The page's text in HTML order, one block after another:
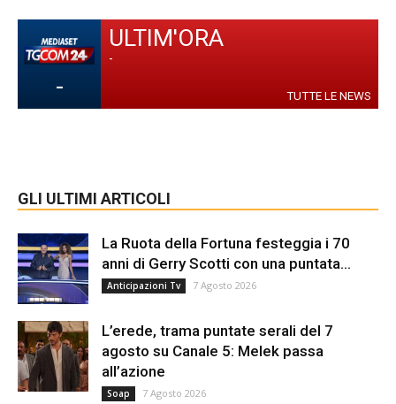
-
ULTIM'ORA
-
TUTTE LE NEWS
GLI ULTIMI ARTICOLI
La Ruota della Fortuna festeggia i 70
anni di Gerry Scotti con una puntata...
Anticipazioni Tv 7 Agosto 2026
L’erede, trama puntate serali del 7
agosto su Canale 5: Melek passa
all’azione
Soap 7 Agosto 2026